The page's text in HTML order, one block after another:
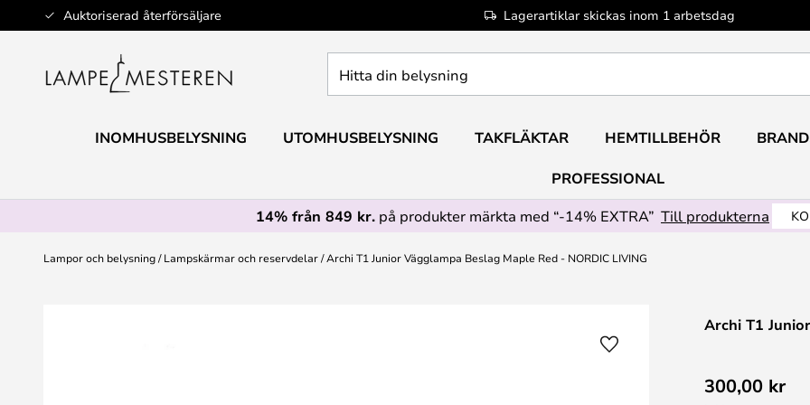
Auktoriserad återförsäljare Lagerartiklar skickas inom 1 arbetsdag
Hoppa
till
din
INOMHUSBELYSNING UTOMHUSBELYSNING TAKFLÄKTAR HEMTILLBEHÖR
PROFESSIONAL
14% från 849 kr. på produkter märkta med “-14% EXTRA” Till produkterna
Lampor och belysning Lampskärmar och reservdelar Archi T1 Junior Vägglampa Beslag Maple Red - NORDIC LIVING
Archi T1
300,00 kr